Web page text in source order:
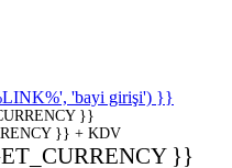
'bayi girişi') }}
}}
}} + KDV
}}